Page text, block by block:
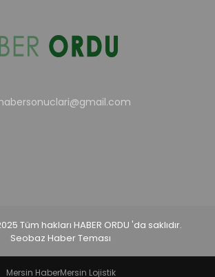
Tüm hakları HABER ORDU 'da saklıdır.
Seobaz Haber Teması
Mersin HaberMersin Lojistik